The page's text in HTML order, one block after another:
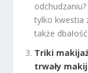
tylko kwestia
także
Triki
trwały